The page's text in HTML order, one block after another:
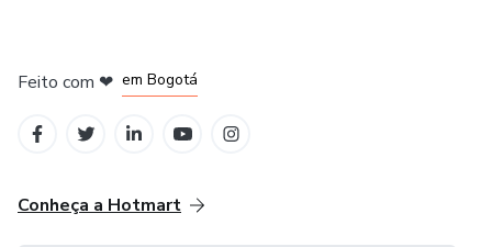
Feito com ❤ em Bogotá
Conheça a Hotmart